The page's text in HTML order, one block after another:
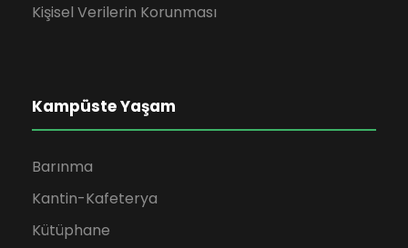
Kişisel Verilerin Korunması
Kampüste Yaşam
Barınma
Kantin-Kafeterya
Kütüphane